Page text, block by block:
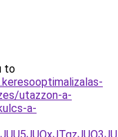
to
utazzon-a-
a-